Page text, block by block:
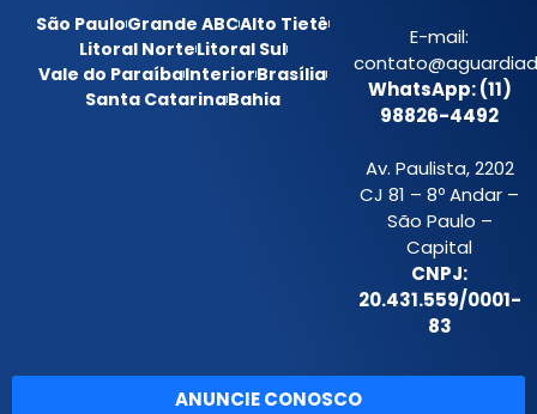
São PauloGrande ABCAlto Tietê
Litoral NorteLitoral Sul
Vale do ParaíbaInteriorBrasília
Santa CatarinaBahia
E-mail:
WhatsApp: (11)
98826-4492
Av. Paulista, 2202
CJ 81 – 8º Andar –
São Paulo –
Capital
CNPJ:
20.431.559/0001-
83
ANUNCIE CONOSCO